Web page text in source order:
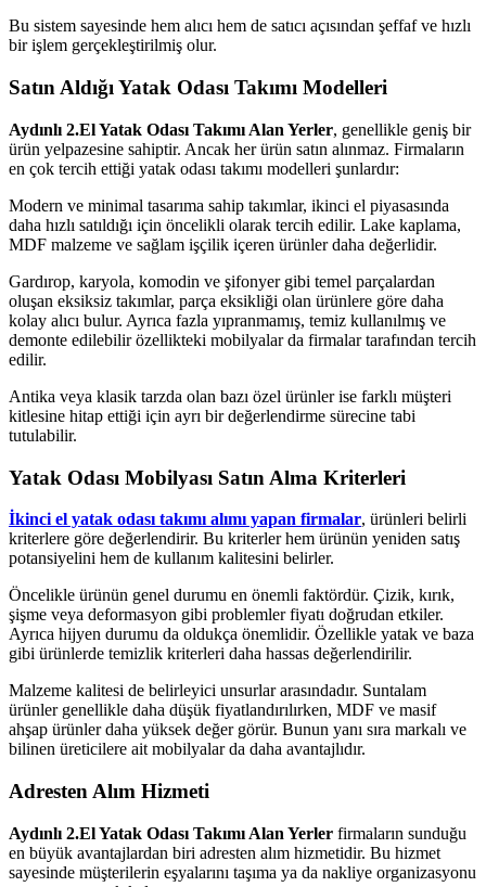
Bu sistem sayesinde hem alıcı hem de satıcı açısından şeffaf ve hızlı
bir işlem gerçekleştirilmiş olur.
Satın Aldığı Yatak Odası Takımı Modelleri
Aydınlı 2.El Yatak Odası Takımı Alan Yerler, genellikle geniş bir
ürün yelpazesine sahiptir. Ancak her ürün satın alınmaz. Firmaların
en çok tercih ettiği yatak odası takımı modelleri şunlardır:
Modern ve minimal tasarıma sahip takımlar, ikinci el piyasasında
daha hızlı satıldığı için öncelikli olarak tercih edilir. Lake kaplama,
MDF malzeme ve sağlam işçilik içeren ürünler daha değerlidir.
Gardırop, karyola, komodin ve şifonyer gibi temel parçalardan
oluşan eksiksiz takımlar, parça eksikliği olan ürünlere göre daha
kolay alıcı bulur. Ayrıca fazla yıpranmamış, temiz kullanılmış ve
demonte edilebilir özellikteki mobilyalar da firmalar tarafından tercih
edilir.
Antika veya klasik tarzda olan bazı özel ürünler ise farklı müşteri
kitlesine hitap ettiği için ayrı bir değerlendirme sürecine tabi
tutulabilir.
Yatak Odası Mobilyası Satın Alma Kriterleri
İkinci el yatak odası takımı alımı yapan firmalar, ürünleri belirli
kriterlere göre değerlendirir. Bu kriterler hem ürünün yeniden satış
potansiyelini hem de kullanım kalitesini belirler.
Öncelikle ürünün genel durumu en önemli faktördür. Çizik, kırık,
şişme veya deformasyon gibi problemler fiyatı doğrudan etkiler.
Ayrıca hijyen durumu da oldukça önemlidir. Özellikle yatak ve baza
gibi ürünlerde temizlik kriterleri daha hassas değerlendirilir.
Malzeme kalitesi de belirleyici unsurlar arasındadır. Suntalam
ürünler genellikle daha düşük fiyatlandırılırken, MDF ve masif
ahşap ürünler daha yüksek değer görür. Bunun yanı sıra markalı ve
bilinen üreticilere ait mobilyalar da daha avantajlıdır.
Adresten Alım Hizmeti
Aydınlı 2.El Yatak Odası Takımı Alan Yerler firmaların sunduğu
en büyük avantajlardan biri adresten alım hizmetidir. Bu hizmet
sayesinde müşterilerin eşyalarını taşıma ya da nakliye organizasyonu